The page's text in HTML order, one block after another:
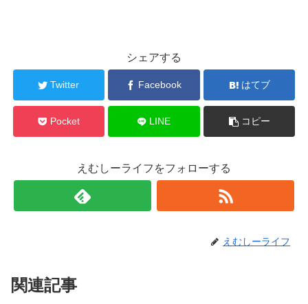
シェアする
Twitter Facebook はてブ
Pocket LINE コピー
えむしーライフをフォローする
えむしーライフ
関連記事